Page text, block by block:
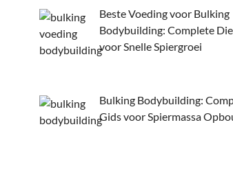
Beste Voeding voor Bulking
Bodybuilding: Complete
voor Snelle Spiergroei
Bulking Bodybuilding:
Gids voor Spiermassa